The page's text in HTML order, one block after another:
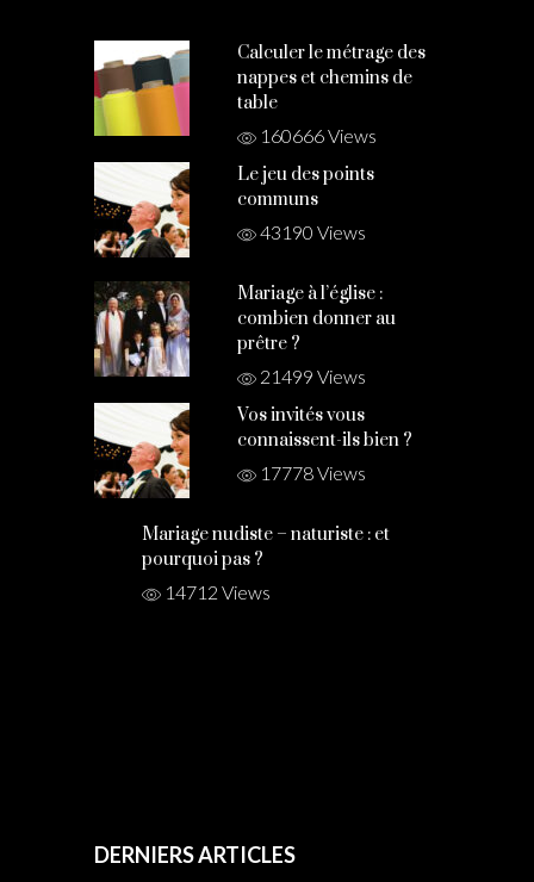
Calculer le métrage des
nappes et chemins de
table
160666 Views
Le jeu des points
communs
43190 Views
Mariage à l’église :
combien donner au
prêtre ?
21499 Views
Vos invités vous
connaissent-ils bien ?
17778 Views
Mariage nudiste – naturiste : et
pourquoi pas ?
14712 Views
DERNIERS ARTICLES